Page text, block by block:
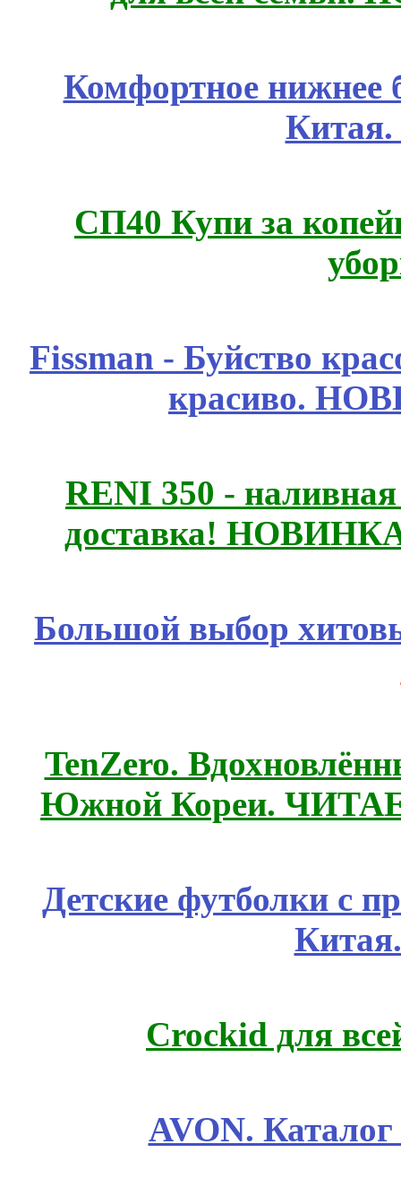
Комфортное нижнее
СП40 Купи за
Fissmаn - Буйство
красиво.
RENI 350 -
доставка!
Большой выбор
TenZero.
Южной Кореи.
Детские футболки с
Crockid для
AVON.